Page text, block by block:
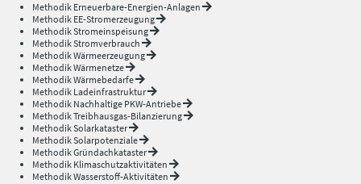
Methodik Erneuerbare-Energien-Anlagen
Methodik EE-Stromerzeugung
Methodik Stromeinspeisung
Methodik Stromverbrauch
Methodik Wärmeerzeugung
Methodik Wärmenetze
Methodik Wärmebedarfe
Methodik Ladeinfrastruktur
Methodik Nachhaltige PKW-Antriebe
Methodik Treibhausgas-Bilanzierung
Methodik Solarkataster
Methodik Solarpotenziale
Methodik Gründachkataster
Methodik Klimaschutzaktivitäten
Methodik Wasserstoff-Aktivitäten